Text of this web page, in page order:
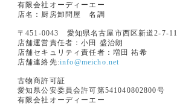
有限会社オーディーエー
店名：厨房卸問屋 名調
〒451-0043 愛知県名古屋市西区新道2-7-11
店舗運営責任者：小田 盛治朗
店舗セキュリティ責任者：増田 祐希
店舗連絡先:info@meicho.net
古物商許可証
愛知県公安委員会許可第541040802800号
有限会社オーディーエー